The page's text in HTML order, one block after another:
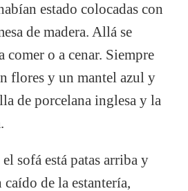
estado colocadas con
de madera. Allá se
comer o a cenar. Siempre
flores y un mantel azul y
de porcelana inglesa y la
sofá está patas arriba y
de la estantería,